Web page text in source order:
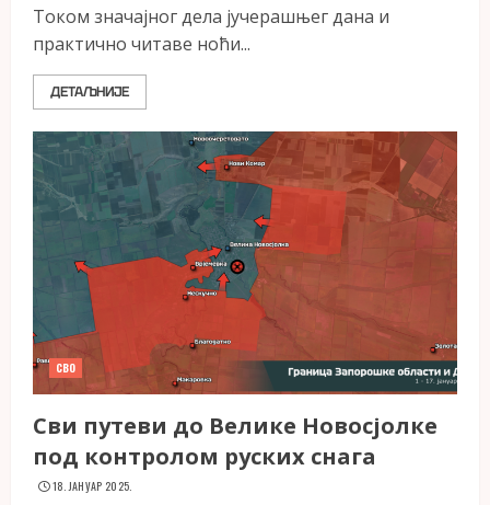
Током значајног дела јучерашњег дана и
практично читаве ноћи...
ДЕТАЉНИЈЕ
СВО
Сви путеви до Велике Новосјолке
под контролом руских снага
18. ЈАНУАР 2025.